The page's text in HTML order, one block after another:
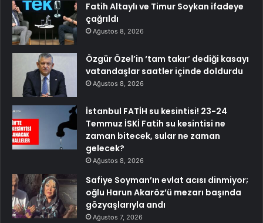
Fatih Altaylı ve Timur Soykan ifadeye
çağrıldı
Ağustos 8, 2026
Özgür Özel’in ‘tam takır’ dediği kasayı
vatandaşlar saatler içinde doldurdu
Ağustos 8, 2026
İstanbul FATİH su kesintisi! 23-24
Temmuz İSKİ Fatih su kesintisi ne
zaman bitecek, sular ne zaman
gelecek?
Ağustos 8, 2026
Safiye Soyman’ın evlat acısı dinmiyor;
oğlu Harun Akaröz’ü mezarı başında
gözyaşlarıyla andı
Ağustos 7, 2026